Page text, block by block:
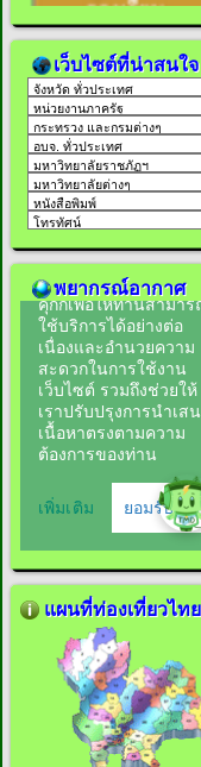
เว็บไซต์ที่น่าสนใจ
พยากรณ์อากาศ
แผนที่ท่องเที่ยวไทย